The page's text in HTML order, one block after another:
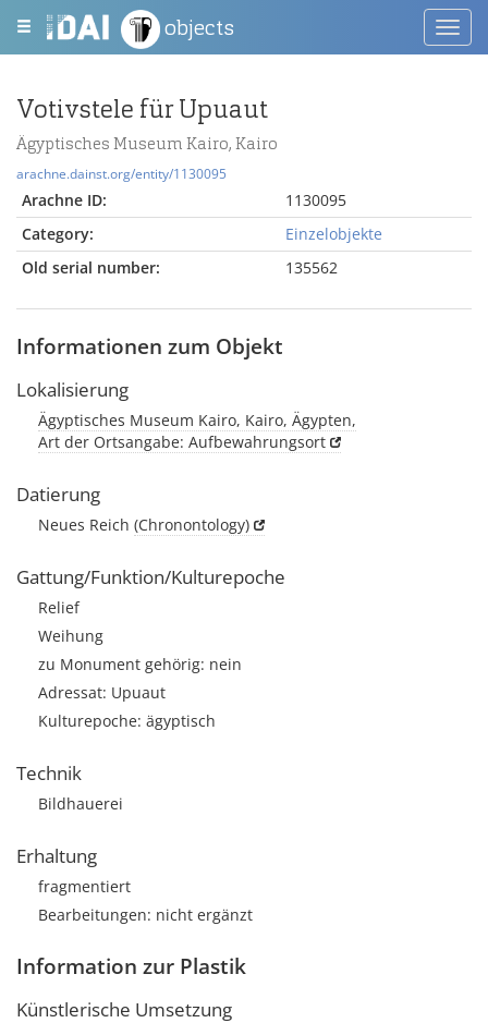
objects
Votivstele für Upuaut
Ägyptisches Museum Kairo, Kairo
arachne.dainst.org/entity/1130095
Arachne ID:
1130095
Category:
Einzelobjekte
Old serial number:
135562
Informationen zum Objekt
Lokalisierung
Ägyptisches Museum Kairo, Kairo, Ägypten,
Art der Ortsangabe: Aufbewahrungsort
Datierung
Neues Reich (Chronontology)
Gattung/Funktion/Kulturepoche
Relief
Weihung
zu Monument gehörig: nein
Adressat: Upuaut
Kulturepoche: ägyptisch
Technik
Bildhauerei
Erhaltung
fragmentiert
Bearbeitungen: nicht ergänzt
Information zur Plastik
Künstlerische Umsetzung